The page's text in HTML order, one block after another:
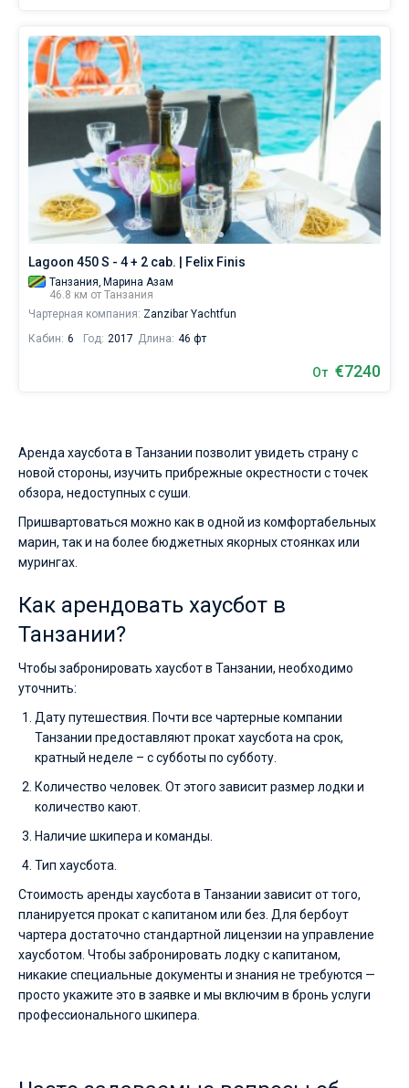
Lagoon 450 S - 4 + 2 cab. | Felix Finis
Танзания, Марина Азам
46.8 км от Танзания
Чартерная компания: Zanzibar Yachtfun
Кабин: 6 Год: 2017 Длина: 46 фт
От €7240
Аренда хаусбота в Танзании позволит увидеть страну с
новой стороны, изучить прибрежные окрестности с точек
обзора, недоступных с суши.
Пришвартоваться можно как в одной из комфортабельных
марин, так и на более бюджетных якорных стоянках или
мурингах.
Как арендовать хаусбот в
Танзании?
Чтобы забронировать хаусбот в Танзании, необходимо
уточнить:
Дату путешествия. Почти все чартерные компании
Танзании предоставляют прокат хаусбота на срок,
кратный неделе – с субботы по субботу.
Количество человек. От этого зависит размер лодки и
количество кают.
Наличие шкипера и команды.
Тип хаусбота.
Стоимость аренды хаусбота в Танзании зависит от того,
планируется прокат с капитаном или без. Для бербоут
чартера достаточно стандартной лицензии на управление
хаусботом. Чтобы забронировать лодку с капитаном,
никакие специальные документы и знания не требуются —
просто укажите это в заявке и мы включим в бронь услуги
профессионального шкипера.